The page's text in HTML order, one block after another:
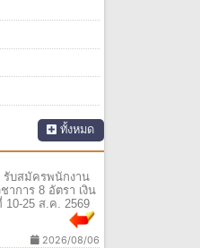
ทั้งหมด
รับสมัครพนักงาน
การ 8 อัตรา เงิน
10-25 ส.ค. 2569
2026/08/06